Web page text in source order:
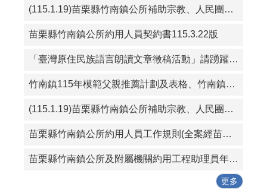
(115.1.19)苗栗縣竹南鎮公所補助宗教、人民團體活動實施要點
苗栗縣竹南鎮公所約用人員契約書115.3.22版
「臺灣原住民族語言朗讀文章徵稿活動」請踴躍投稿
竹南鎮115年模範父親推薦計劃及表格、竹南鎮115好人好事代表推薦計畫及表格
(115.1.19)苗栗縣竹南鎮公所補助宗教、人民團體活動實施要點
苗栗縣竹南鎮公所約用人員工作規則(全案經苗栗縣政府115年1月19日府勞資字第1150005614號同意備查)
苗栗縣竹南鎮公所及附屬機關約用工程助理員年終考核紀錄表
更多